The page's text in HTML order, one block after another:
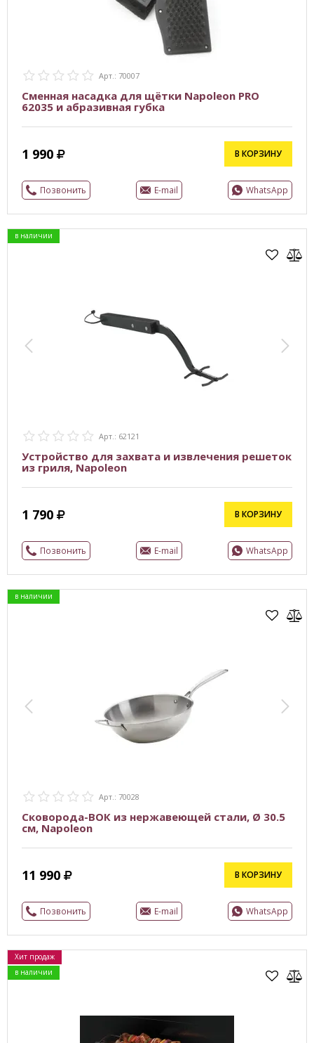
Арт.: 70007
Сменная насадка для щётки Napoleon PRO
62035 и абразивная губка
1 990 В КОРЗИНУ
Позвонить E-mail WhatsApp
в наличии
Арт.: 62121
Устройство для захвата и извлечения решеток
из гриля, Napoleon
1 790 В КОРЗИНУ
Позвонить E-mail WhatsApp
в наличии
Арт.: 70028
Сковорода-ВОК из нержавеющей стали, Ø 30.5
см, Napoleon
11 990 В КОРЗИНУ
Позвонить E-mail WhatsApp
Хит продаж
в наличии